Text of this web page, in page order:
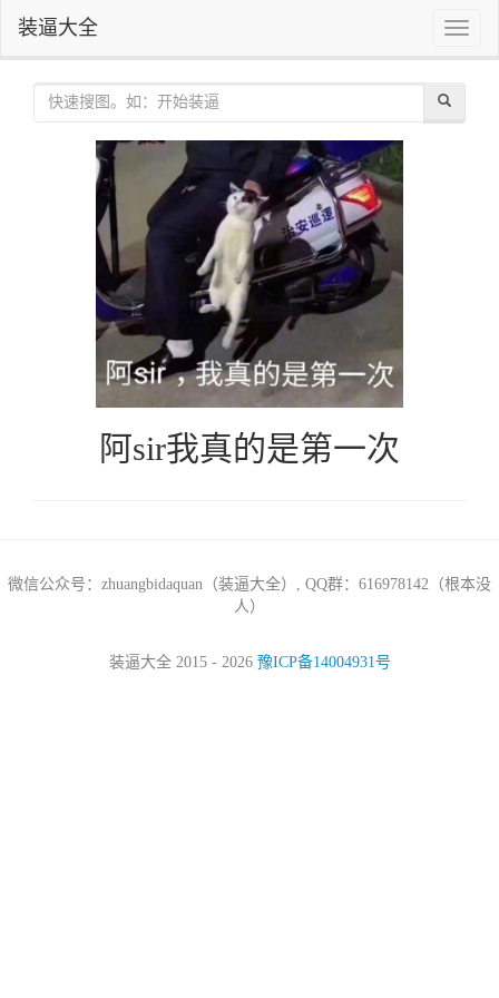
Toggle
装逼大全
阿sir我真的是第一次
微信公众号：zhuangbidaquan（装逼大全）, QQ群：616978142（根本没
人）
装逼大全 2015 - 2026 豫ICP备14004931号